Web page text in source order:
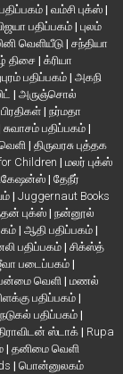
| வம்சி புக்ஸ் |
பதிப்பகம்| புலம்
வெளியீடு | சந்தியா
திசை| க்ரியா
பதிப்பகம் | அகநி
| அருஞ்சொல்
பிரதிகள்| நர்மதா
சுவாசம் பதிப்பகம் |
| திருவரசு புத்தக
Children | மலர் புக்ஸ்
| தேநீர்
| Juggernaut Books
புக்ஸ் | நன்னூல்
| ஆதி பதிப்பகம் |
பதிப்பகம்| சிக்ஸ்த்
படைப்பகம் |
வெளி | மணல்
பதிப்பகம் |
நடுகல் பதிப்பகம் |
ஸ்டாக் | Rupa
| தனிமை வெளி
| பொன்னுலகம்